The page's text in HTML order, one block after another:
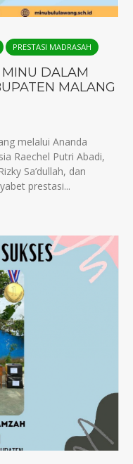
PRESTASI MADRASAH
MINU DALAM
MALANG
melalui Ananda
Raechel Putri Abadi,
Sa’dullah, dan
prestasi...